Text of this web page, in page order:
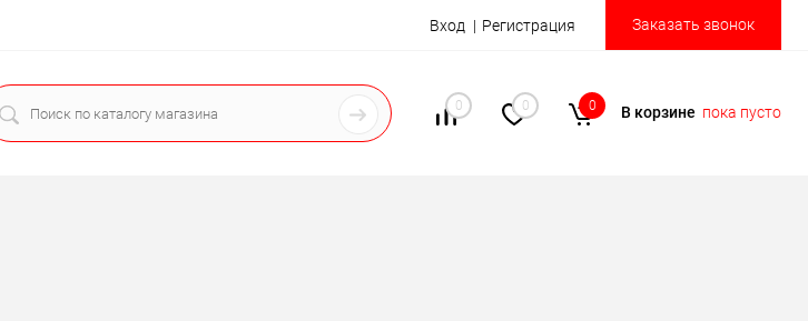
Вход Регистрация Заказать звонок
0 0 0 В корзине пока пусто